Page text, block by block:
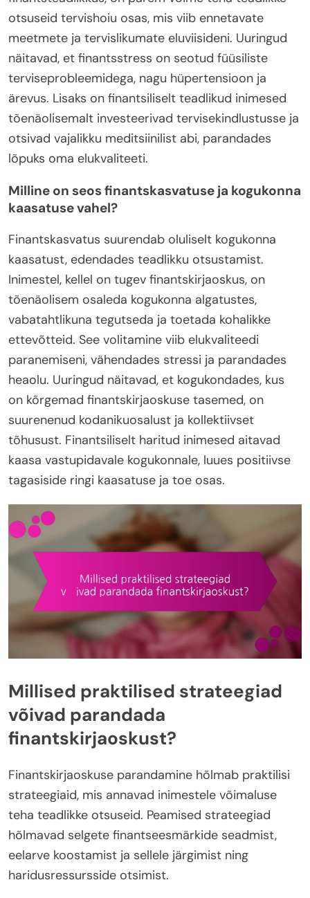
otsuseid tervishoiu osas, mis viib ennetavate
meetmete ja tervislikumate eluviisideni. Uuringud
näitavad, et finantsstress on seotud füüsiliste
terviseprobleemidega, nagu hüpertensioon ja
ärevus. Lisaks on finantsiliselt teadlikud inimesed
tõenäolisemalt investeerivad tervisekindlustusse ja
otsivad vajalikku meditsiinilist abi, parandades
lõpuks oma elukvaliteeti.
Milline on seos finantskasvatuse ja kogukonna
kaasatuse vahel?
Finantskasvatus suurendab oluliselt kogukonna
kaasatust, edendades teadlikku otsustamist.
Inimestel, kellel on tugev finantskirjaoskus, on
tõenäolisem osaleda kogukonna algatustes,
vabatahtlikuna tegutseda ja toetada kohalikke
ettevõtteid. See volitamine viib elukvaliteedi
paranemiseni, vähendades stressi ja parandades
heaolu. Uuringud näitavad, et kogukondades, kus
on kõrgemad finantskirjaoskuse tasemed, on
suurenenud kodanikuosalust ja kollektiivset
tõhusust. Finantsiliselt haritud inimesed aitavad
kaasa vastupidavale kogukonnale, luues positiivse
tagasiside ringi kaasatuse ja toe osas.
Millised praktilised strateegiad
võivad parandada
finantskirjaoskust?
Finantskirjaoskuse parandamine hõlmab praktilisi
strateegiaid, mis annavad inimestele võimaluse
teha teadlikke otsuseid. Peamised strateegiad
hõlmavad selgete finantseesmärkide seadmist,
eelarve koostamist ja sellele järgimist ning
haridusressursside otsimist.